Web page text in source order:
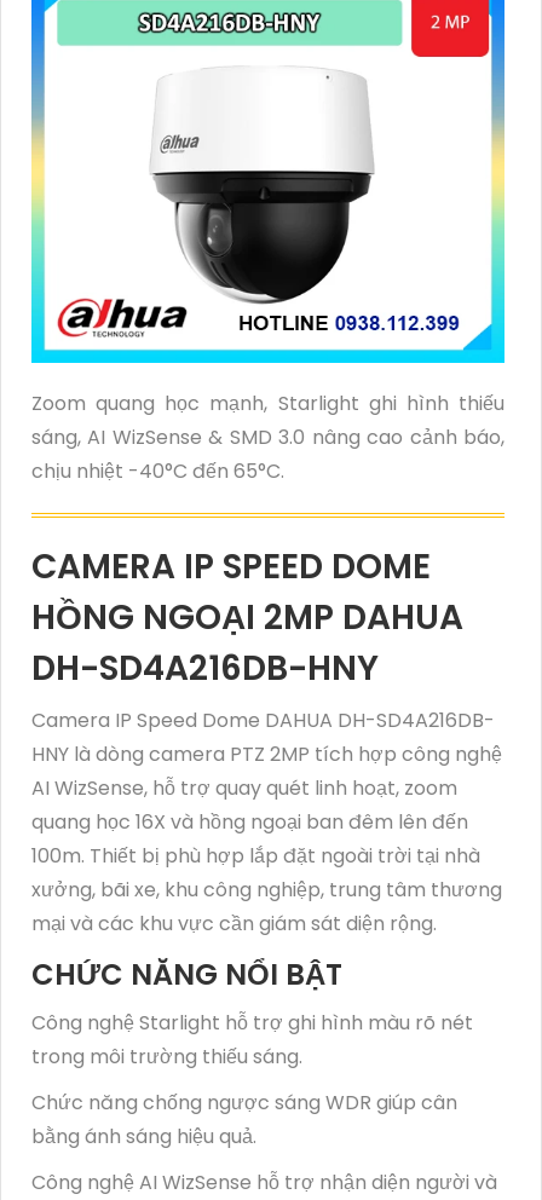
Zoom quang học mạnh, Starlight ghi hình thiếu
sáng, AI WizSense & SMD 3.0 nâng cao cảnh báo,
chịu nhiệt -40°C đến 65°C.
CAMERA IP SPEED DOME
HỒNG NGOẠI 2MP DAHUA
DH-SD4A216DB-HNY
Camera IP Speed Dome DAHUA DH-SD4A216DB-
HNY là dòng camera PTZ 2MP tích hợp công nghệ
AI WizSense, hỗ trợ quay quét linh hoạt, zoom
quang học 16X và hồng ngoại ban đêm lên đến
100m. Thiết bị phù hợp lắp đặt ngoài trời tại nhà
xưởng, bãi xe, khu công nghiệp, trung tâm thương
mại và các khu vực cần giám sát diện rộng.
CHỨC NĂNG NỔI BẬT
Công nghệ Starlight hỗ trợ ghi hình màu rõ nét
trong môi trường thiếu sáng.
Chức năng chống ngược sáng WDR giúp cân
bằng ánh sáng hiệu quả.
Công nghệ AI WizSense hỗ trợ nhận diện người và